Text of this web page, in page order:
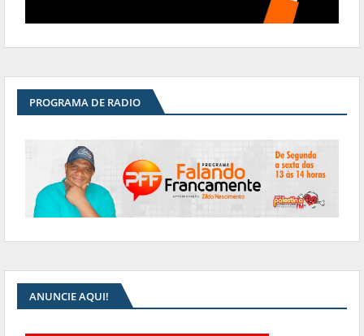
PROGRAMA DE RADIO
ANUNCIE AQUI!